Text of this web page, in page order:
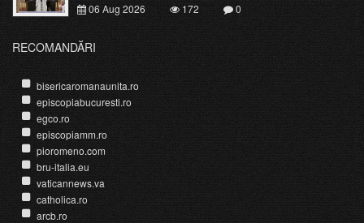
06 Aug 2026
172 0
RECOMANDĂRI
bisericaromanaunita.ro
episcopiabucuresti.ro
egco.ro
episcopiamm.ro
pioromeno.com
bru-italia.eu
vaticannews.va
catholica.ro
arcb.ro